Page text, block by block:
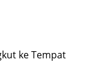
ke Tempat